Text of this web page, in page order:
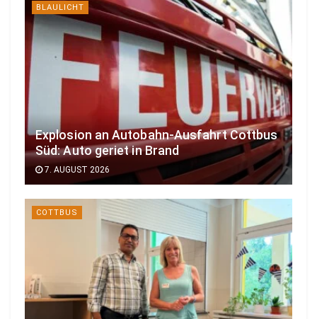
BLAULICHT
Explosion an Autobahn-Ausfahrt Cottbus
Süd: Auto geriet in Brand
7. AUGUST 2026
COTTBUS